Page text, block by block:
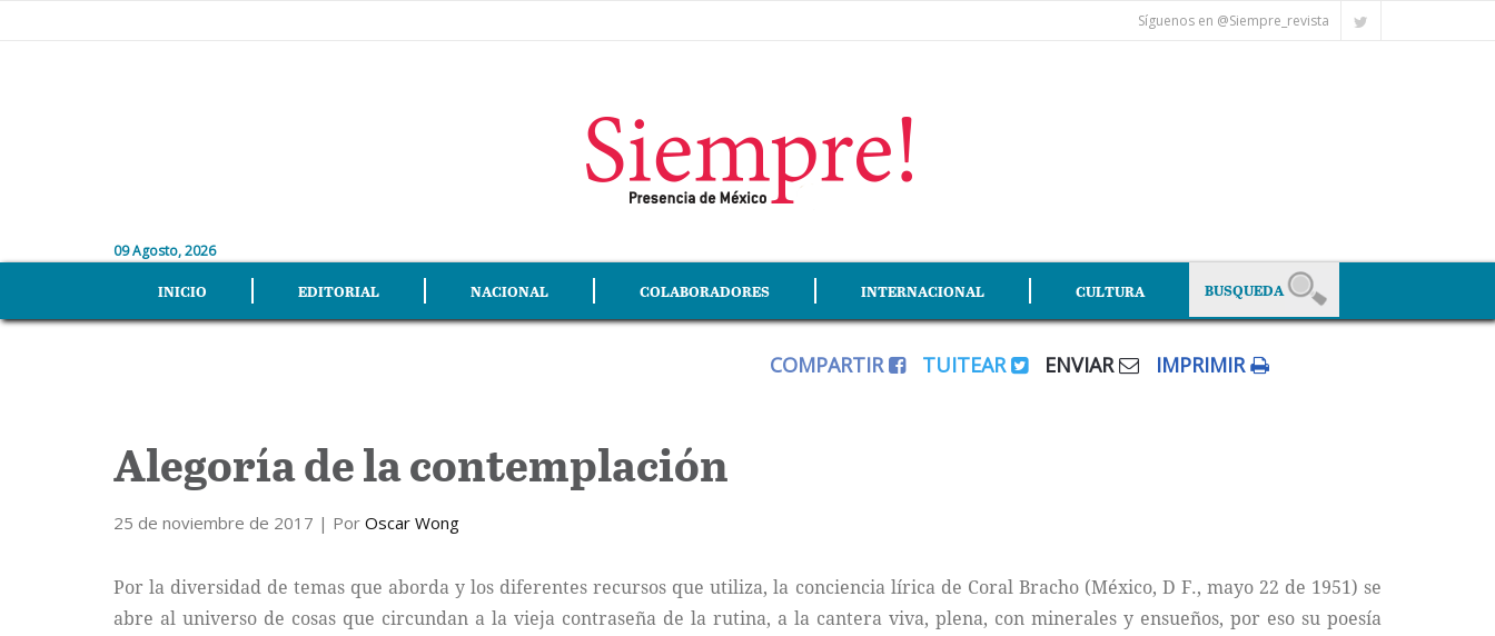
Síguenos en @Siempre_revista
09 Agosto, 2026
INICIO EDITORIAL NACIONAL COLABORADORES INTERNACIONAL CULTURA
COMPARTIR TUITEAR ENVIAR IMPRIMIR
Alegoría de la contemplación
25 de noviembre de 2017 | Por Oscar Wong
Por la diversidad de temas que aborda y los diferentes recursos que utiliza, la conciencia lírica de Coral Bracho (México, D F., mayo 22 de 1951) se
abre al universo de cosas que circundan a la vieja contraseña de la rutina, a la cantera viva, plena, con minerales y ensueños, por eso su poesía